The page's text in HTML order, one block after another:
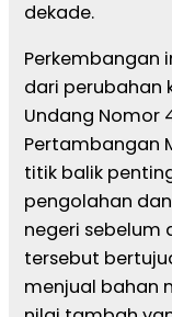
dekade.
Perkembangan
dari perubahan
Undang Nomor
Pertambangan
titik balik
pengolahan
negeri sebelum
tersebut
menjual bahan